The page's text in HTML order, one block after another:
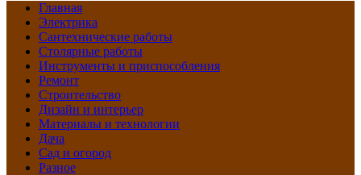
Главная
Электрика
Сантехнические работы
Столярные работы
Инструменты и приспособления
Ремонт
Строительство
Дизайн и интерьер
Материалы и технологии
Дача
Сад и огород
Разное